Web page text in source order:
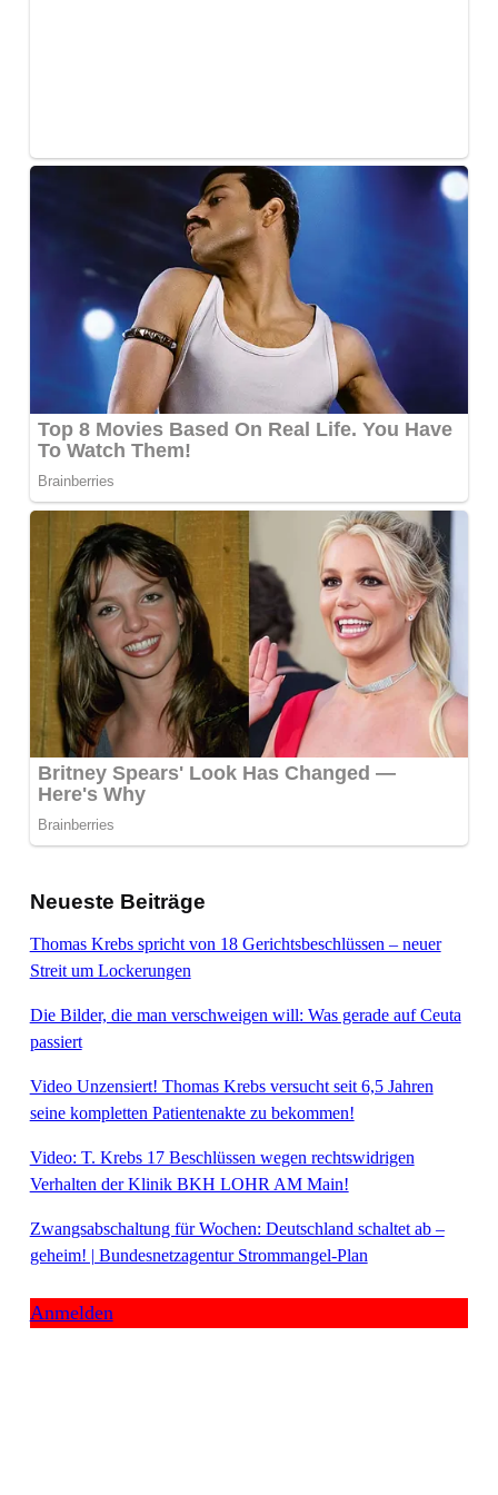
Neueste Beiträge
Thomas Krebs spricht von 18 Gerichtsbeschlüssen – neuer
Streit um Lockerungen
Die Bilder, die man verschweigen will: Was gerade auf Ceuta
passiert
Video Unzensiert! Thomas Krebs versucht seit 6,5 Jahren
seine kompletten Patientenakte zu bekommen!
Video: T. Krebs 17 Beschlüssen wegen rechtswidrigen
Verhalten der Klinik BKH LOHR AM Main!
Zwangsabschaltung für Wochen: Deutschland schaltet ab –
geheim! | Bundesnetzagentur Strommangel-Plan
Anmelden